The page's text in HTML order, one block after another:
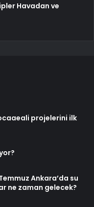
Havadan ve
projelerini ilk
Ankara’da su
ne zaman gelecek?